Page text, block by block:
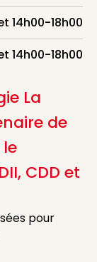
14h00-18h00
14h00-18h00
La
de
CDD et
pour